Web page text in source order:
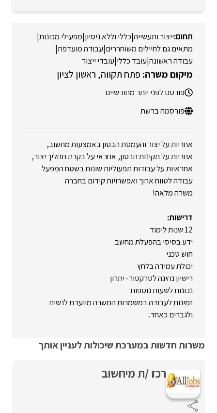
ייצור ותעשייה|כללי וללא ניסיון|מפעילי מכונות|
מתאים גם לחיילים משוחררים|עבודה מועדפת|
עבודה ראשונה|עובד כללי|עובדי ייצור
פתח תקווה ראשון לציון
פורסם לפני יותר מחודשיים
פורסמה ברשת
אחריות על יצור והעמסת הבטון באמצעות מחשוב,
אחריות על תקינות הבטון, אחראי על בקרת תהליך יצור,
אחראיות על עבודות תפעוליות שונות בשטח המפעל
עבודה לטווח ארוך ואפשרויות קידום בחברה
משרה מלאה!
דרישות:
12 שנות לימוד
ידע בסיסי בהפעלת מחשב.
חוש טכני
יכולת עמידה בלחץ
רישיון נהיגה לטרקטור- יתרון
נכונות לשעות נוספות
זמינות לעבודה במשמרות המשרה מיועדת לנשים
ולגברים כאחד.
משרות חדשות במערכת שיכולות לעניין אותך
רכז /ת מיחשוב